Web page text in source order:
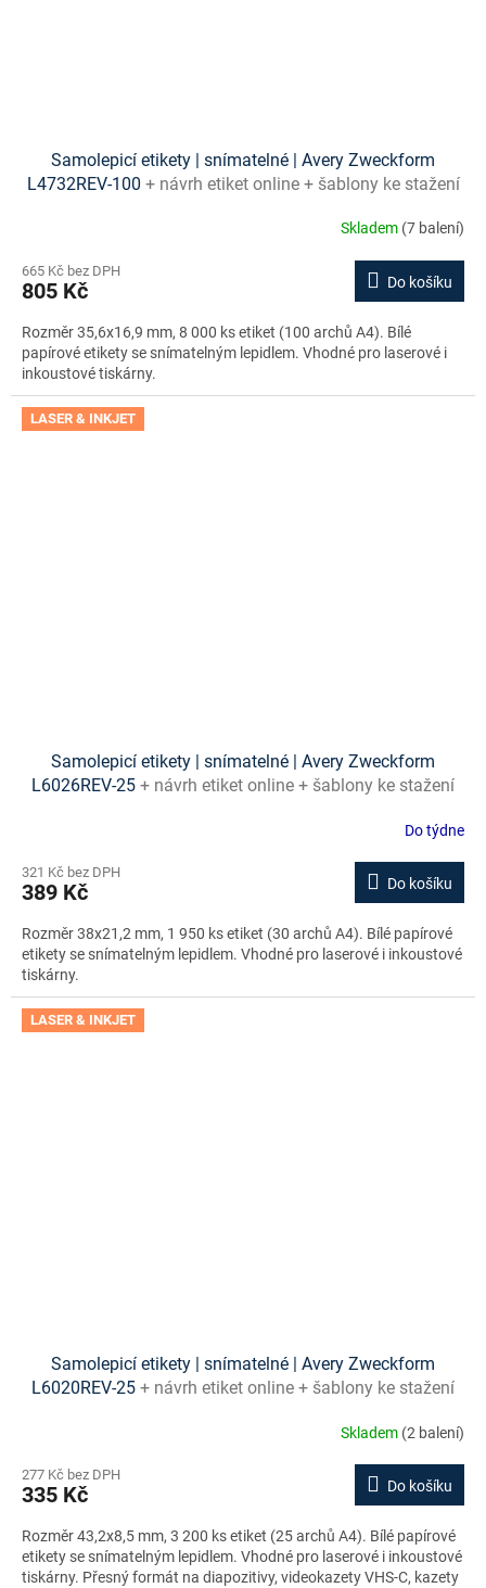
Samolepicí etikety | snímatelné | Avery Zweckform
L4732REV-100 + návrh etiket online + šablony ke stažení
Skladem (7 balení)
665 Kč bez DPH
805 Kč Do košíku
Rozměr 35,6x16,9 mm, 8 000 ks etiket (100 archů A4). Bílé
papírové etikety se snímatelným lepidlem. Vhodné pro laserové i
inkoustové tiskárny.
LASER & INKJET
Samolepicí etikety | snímatelné | Avery Zweckform
L6026REV-25 + návrh etiket online + šablony ke stažení
Do týdne
321 Kč bez DPH
389 Kč Do košíku
Rozměr 38x21,2 mm, 1 950 ks etiket (30 archů A4). Bílé papírové
etikety se snímatelným lepidlem. Vhodné pro laserové i inkoustové
tiskárny.
LASER & INKJET
Samolepicí etikety | snímatelné | Avery Zweckform
L6020REV-25 + návrh etiket online + šablony ke stažení
Skladem (2 balení)
277 Kč bez DPH
335 Kč Do košíku
Rozměr 43,2x8,5 mm, 3 200 ks etiket (25 archů A4). Bílé papírové
etikety se snímatelným lepidlem. Vhodné pro laserové i inkoustové
tiskárny. Přesný formát na diapozitivy, videokazety VHS-C, kazety